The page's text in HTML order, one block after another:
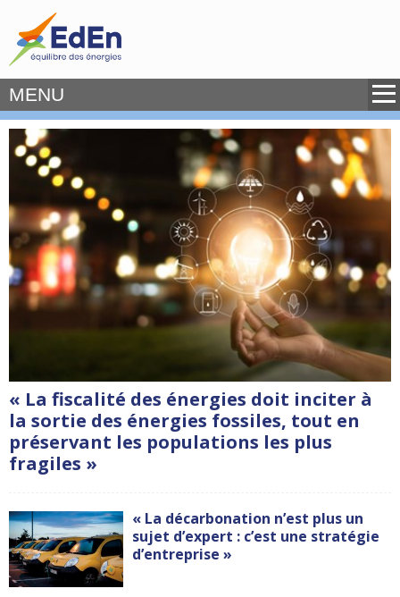
MENU
« La fiscalité des énergies doit inciter à
la sortie des énergies fossiles, tout en
préservant les populations les plus
fragiles »
« La décarbonation n’est plus un
sujet d’expert : c’est une stratégie
d’entreprise »